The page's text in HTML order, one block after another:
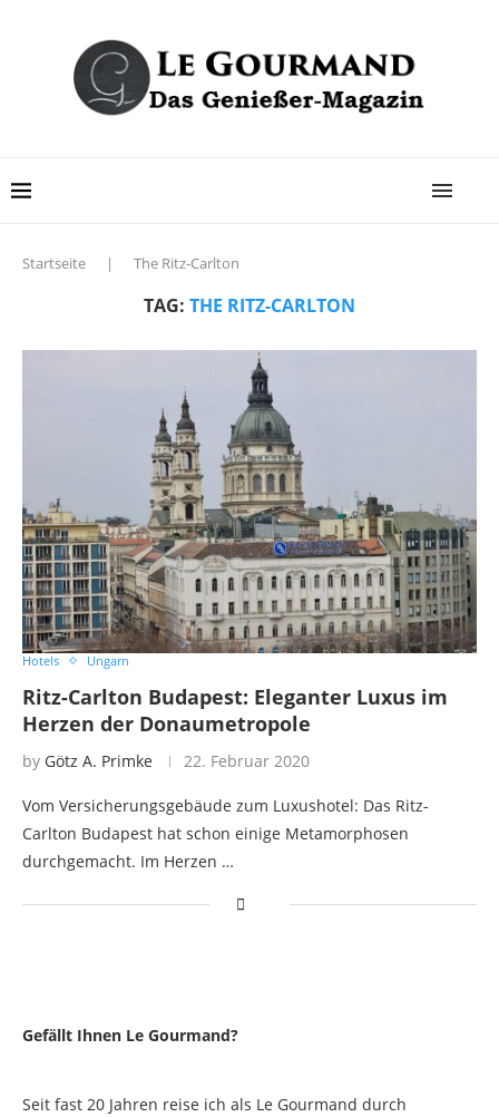
Startseite | The Ritz-Carlton
TAG: THE RITZ-CARLTON
Hotels Ungarn
Ritz-Carlton Budapest: Eleganter Luxus im
Herzen der Donaumetropole
by Götz A. Primke 22. Februar 2020
Vom Versicherungsgebäude zum Luxushotel: Das Ritz-
Carlton Budapest hat schon einige Metamorphosen
durchgemacht. Im Herzen …
Gefällt Ihnen Le Gourmand?
Seit fast 20 Jahren reise ich als Le Gourmand durch